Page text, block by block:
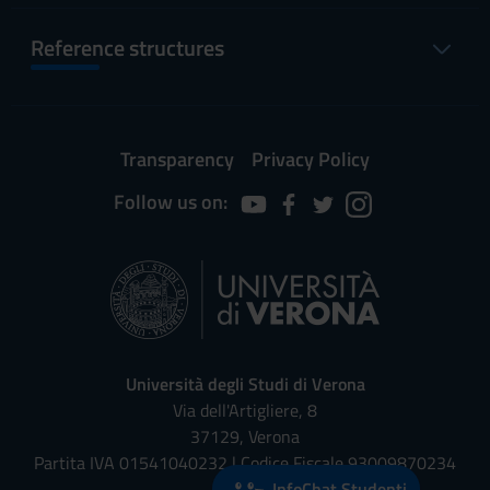
Reference structures
Transparency
Privacy Policy
Follow us on:
Università degli Studi di Verona
Via dell'Artigliere, 8
37129, Verona
Partita IVA 01541040232 | Codice Fiscale 93009870234